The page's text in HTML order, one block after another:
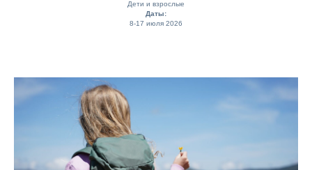
Дети и взрослые
Даты:
8-17 июля 2026